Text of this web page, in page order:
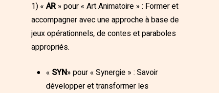
1) « AR» pour « Art Animatoire » : Former et
accompagner avec une approche à base de
jeux opérationnels, de contes et paraboles
appropriés.
« SYN» pour « Synergie » : Savoir
développer et transformer les